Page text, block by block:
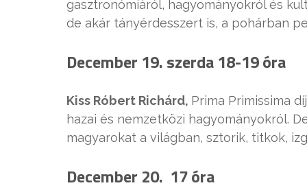
gasztronómiáról, hagyományokról és
de akár tányérdesszert is, a pohárban
December 19. szerda 18-19 óra
Kiss Róbert Richárd, Prima Primissima
hazai és nemzetközi hagyományokról.
magyarokat a világban, sztorik, titkok,
December 20. 17 óra